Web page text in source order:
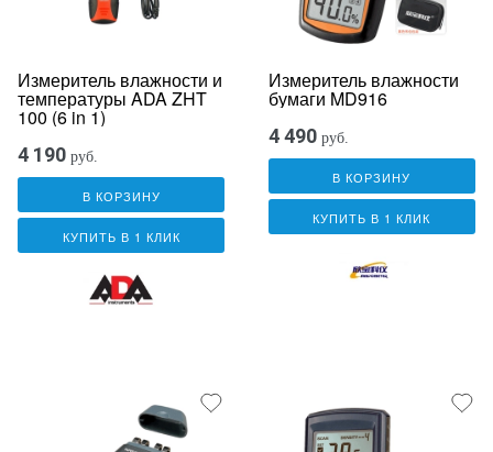
Измеритель влажности и
температуры ADA ZHT
100 (6 in 1)
4 190 руб.
В КОРЗИНУ
КУПИТЬ В 1 КЛИК
Измеритель влажности
бумаги MD916
4 490 руб.
В КОРЗИНУ
КУПИТЬ В 1 КЛИК